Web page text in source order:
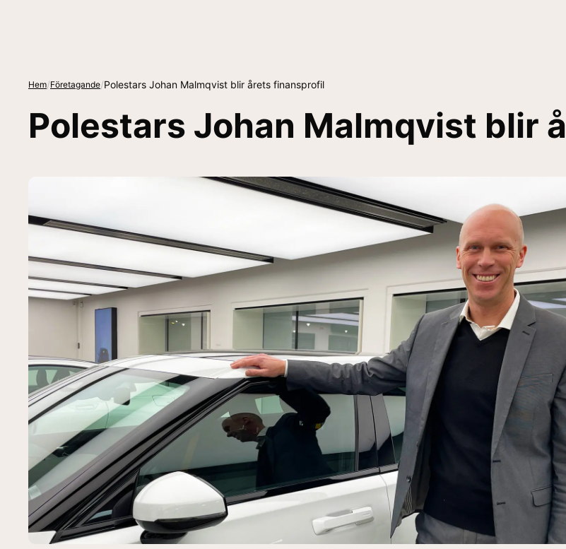
Hem/Företagande/Polestars Johan Malmqvist blir årets finansprofil
Polestars Johan Malmqvist blir